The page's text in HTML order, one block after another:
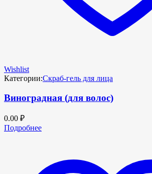
Wishlist
Категории:Скраб-гель для лица
Виноградная (для волос)
0.00 ₽
Подробнее